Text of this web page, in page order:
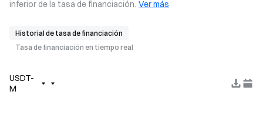
inferior de la tasa de financiación. Ver más
Historial de tasa de financiación
Tasa de financiación en tiempo real
USDT-
M